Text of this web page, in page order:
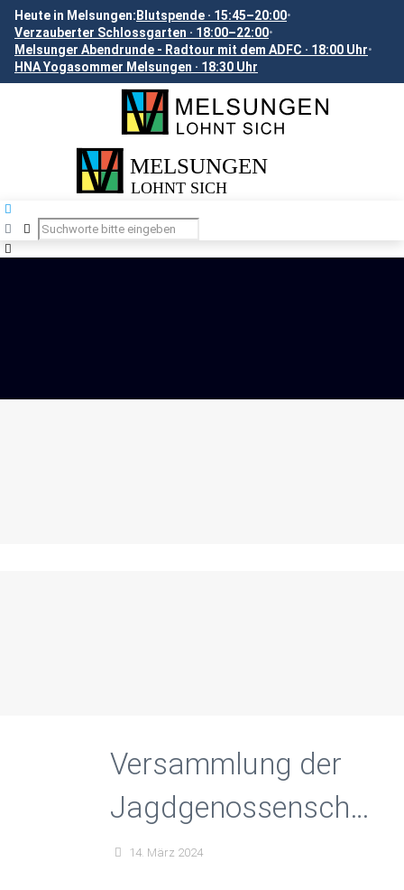
Heute in Melsungen: Blutspende · 15:45–20:00•
Verzauberter Schlossgarten · 18:00–22:00•
Melsunger Abendrunde - Radtour mit dem ADFC · 18:00 Uhr•
HNA Yogasommer Melsungen · 18:30 Uhr
Versammlung der
Jagdgenossenschaft
des Jagdbezirkes
14. März 2024